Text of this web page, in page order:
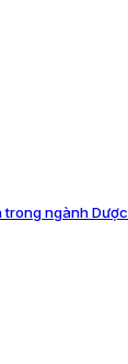
trong ngành Dược